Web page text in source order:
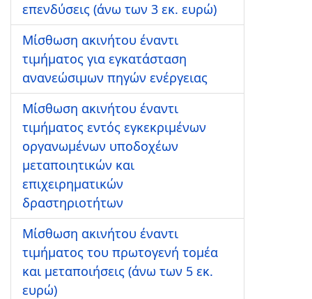
επενδύσεις (άνω των 3 εκ. ευρώ)
Μίσθωση ακινήτου έναντι
τιμήματος για εγκατάσταση
ανανεώσιμων πηγών ενέργειας
Μίσθωση ακινήτου έναντι
τιμήματος εντός εγκεκριμένων
οργανωμένων υποδοχέων
μεταποιητικών και
επιχειρηματικών
δραστηριοτήτων
Μίσθωση ακινήτου έναντι
τιμήματος του πρωτογενή τομέα
και μεταποιήσεις (άνω των 5 εκ.
ευρώ)